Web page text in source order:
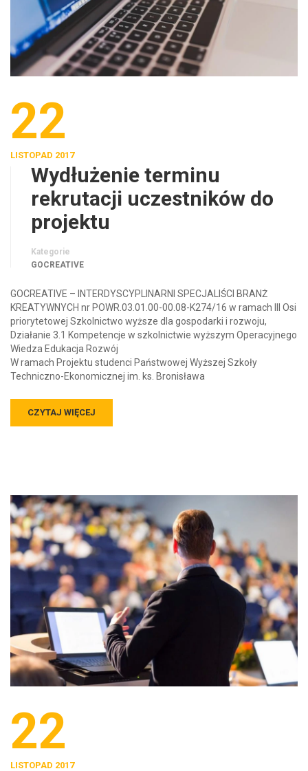
22
LISTOPAD 2017
Wydłużenie terminu
rekrutacji uczestników do
projektu
Kategorie
GOCREATIVE
GOCREATIVE – INTERDYSCYPLINARNI SPECJALIŚCI BRANŻ
KREATYWNYCH nr POWR.03.01.00-00.08-K274/16 w ramach III Osi
priorytetowej Szkolnictwo wyższe dla gospodarki i rozwoju,
Działanie 3.1 Kompetencje w szkolnictwie wyższym Operacyjnego
Wiedza Edukacja Rozwój
W ramach Projektu studenci Państwowej Wyższej Szkoły
Techniczno-Ekonomicznej im. ks. Bronisława
CZYTAJ WIĘCEJ
22
LISTOPAD 2017